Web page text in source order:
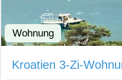
Wohnung
Kroatien 3-Zi-